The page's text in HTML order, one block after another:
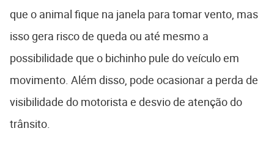
que o animal fique na janela para tomar vento, mas
isso gera risco de queda ou até mesmo a
possibilidade que o bichinho pule do veículo em
movimento. Além disso, pode ocasionar a perda de
visibilidade do motorista e desvio de atenção do
trânsito.